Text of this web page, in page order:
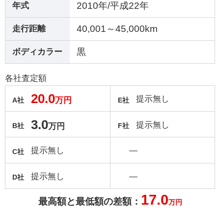
年式 2010年/平成22年
走行距離 40,001～45,000km
ボディカラー 黒
各社査定額
A社 20.0万円
B社 3.0万円
C社 提示無し
D社 提示無し
E社 提示無し
F社 提示無し
―
―
最高額と最低額の差額： 17.0万円